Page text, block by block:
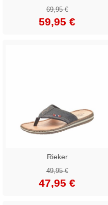
69,95 €
59,95 €
Rieker
49,95 €
47,95 €